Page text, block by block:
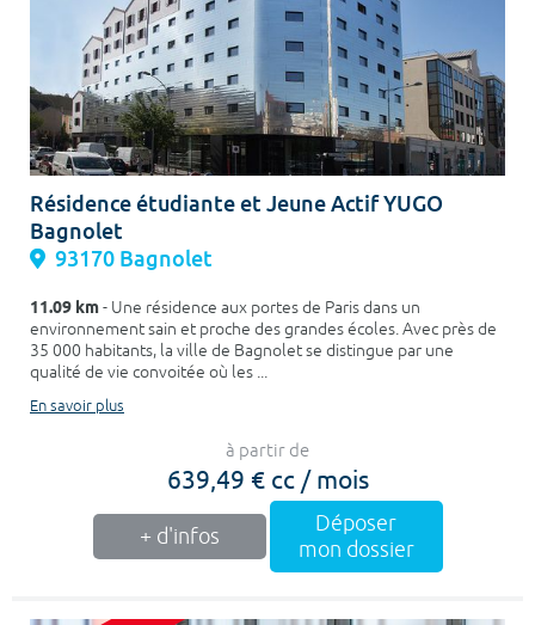
Résidence étudiante et Jeune Actif YUGO
Bagnolet
93170 Bagnolet
11.09 km- Une résidence aux portes de Paris dans un
environnement sain et proche des grandes écoles. Avec près de
35 000 habitants, la ville de Bagnolet se distingue par une
qualité de vie convoitée où les ...
En savoir plus
à partir de
639,49 € cc / mois
+ d'infos
Déposer
mon dossier